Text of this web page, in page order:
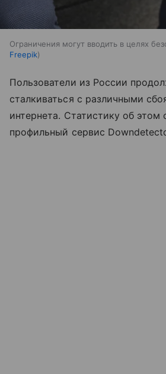
Ограничения могут вводить в целях
Freepik
Пользователи из России
сталкиваться с различными
интернета. Статистику об этом
профильный сервис